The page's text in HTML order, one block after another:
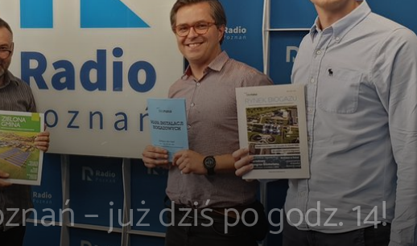
– już dziś po godz. 14!